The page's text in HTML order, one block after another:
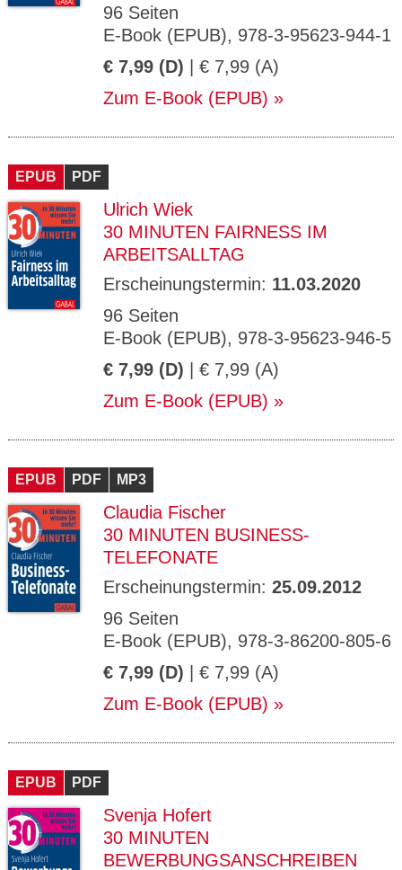
96 Seiten
E-Book (EPUB), 978-3-95623-944-1
€ 7,99 (D) | € 7,99 (A)
Zum E-Book (EPUB)
EPUB PDF
Ulrich Wiek
30 MINUTEN FAIRNESS IM
ARBEITSALLTAG
Erscheinungstermin: 11.03.2020
96 Seiten
E-Book (EPUB), 978-3-95623-946-5
€ 7,99 (D) | € 7,99 (A)
Zum E-Book (EPUB)
EPUB PDF MP3
Claudia Fischer
30 MINUTEN BUSINESS-
TELEFONATE
Erscheinungstermin: 25.09.2012
96 Seiten
E-Book (EPUB), 978-3-86200-805-6
€ 7,99 (D) | € 7,99 (A)
Zum E-Book (EPUB)
EPUB PDF
Svenja Hofert
30 MINUTEN
BEWERBUNGSANSCHREIBEN